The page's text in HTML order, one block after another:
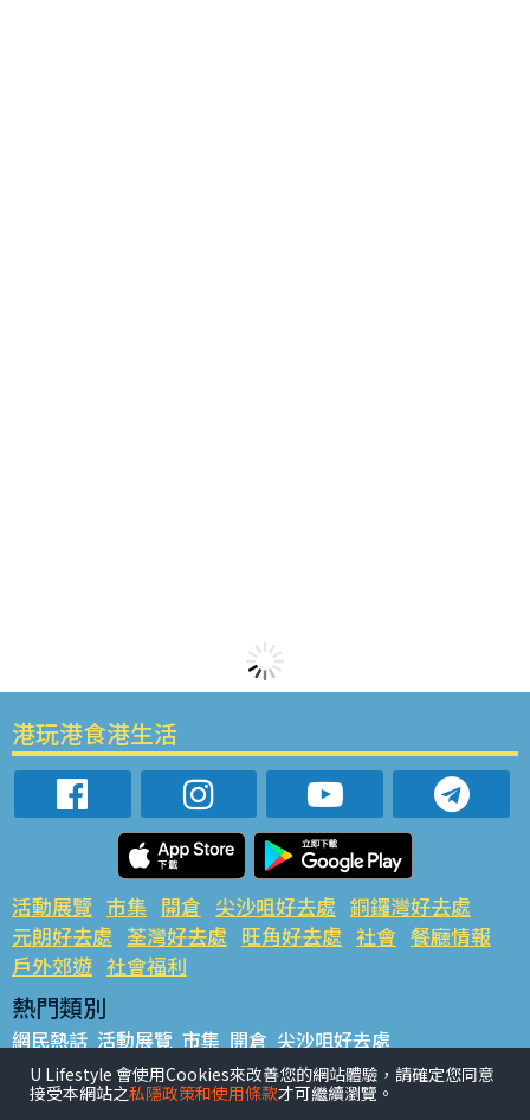
港玩港食港生活
活動展覽 市集 開倉 尖沙咀好去處 銅鑼灣好去處
元朗好去處 荃灣好去處 旺角好去處 社會 餐廳情報
戶外郊遊 社會福利
熱門類別
網民熱話 活動展覽 市集 開倉 尖沙咀好去處
銅鑼灣好去處 元朗好去處 荃灣好去處 旺角好去處 社會
餐廳情報 戶外郊遊
U Lifestyle 會使用Cookies來改善您的網站體驗，請確定您同意
接受本網站之私隱政策和使用條款才可繼續瀏覽。